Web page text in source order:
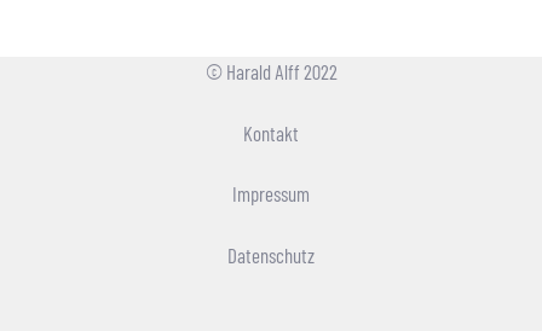
© Harald Alff 2022
Kontakt
Impressum
Datenschutz